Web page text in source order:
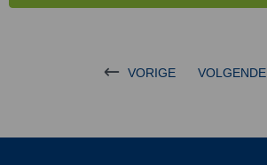
VORIGE VOLGENDE